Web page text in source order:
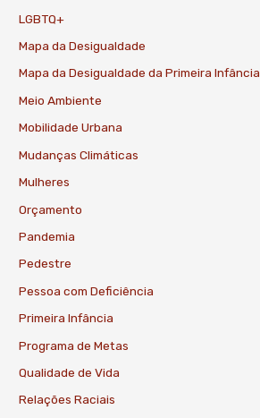
LGBTQ+
Mapa da Desigualdade
Mapa da Desigualdade da Primeira Infância
Meio Ambiente
Mobilidade Urbana
Mudanças Climáticas
Mulheres
Orçamento
Pandemia
Pedestre
Pessoa com Deficiência
Primeira Infância
Programa de Metas
Qualidade de Vida
Relações Raciais